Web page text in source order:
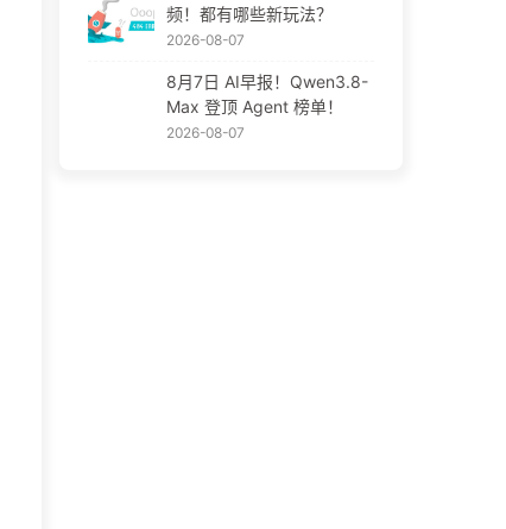
频！都有哪些新玩法？
2026-08-07
8月7日 AI早报！Qwen3.8-
Max 登顶 Agent 榜单！
2026-08-07